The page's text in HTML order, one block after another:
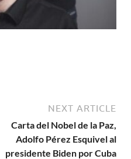
NEXT ARTICLE
Carta del Nobel de la Paz,
Adolfo Pérez Esquivel al
presidente Biden por Cuba